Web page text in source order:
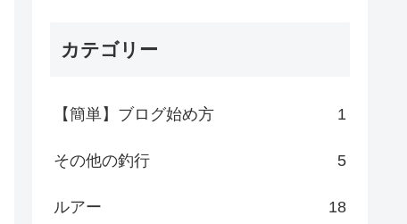
カテゴリー
【簡単】ブログ始め方 1
その他の釣行 5
ルアー 18